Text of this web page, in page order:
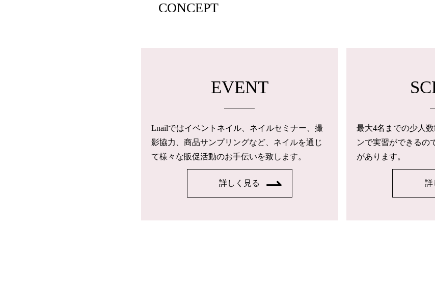
CONCEPT
EVENT
Lnailではイベントネイル、ネイルセミナー、撮
影協力、商品サンプリングなど、ネイルを通じ
て様々な販促活動のお手伝いを致します。
詳しく見る
最大4名までの少人
ンで実習ができるの
があります。
詳